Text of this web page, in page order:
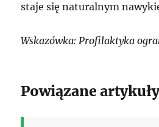
staje się naturalnym
Wskazówka: Profilaktyka
Powiązane